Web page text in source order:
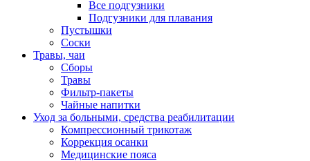
Все подгузники
Подгузники для плавания
Пустышки
Соски
Травы, чаи
Сборы
Травы
Фильтр-пакеты
Чайные напитки
Уход за больными, средства реабилитации
Компрессионный трикотаж
Коррекция осанки
Медицинские пояса